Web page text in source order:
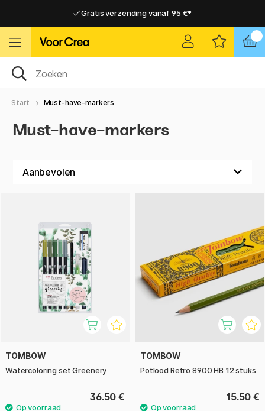
Gratis verzending vanaf 95 €*
Gratis verzending vanaf 95 €*
Start Must-have-markers
Must-have-markers
TOMBOW
Watercoloring set Greenery
36.50 €
TOMBOW
Potlood Retro 8900 HB 12 stuks
15.50 €